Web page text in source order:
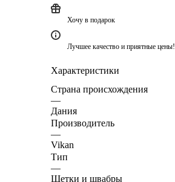
Хочу в подарок
Лучшее качество и приятные цены!
Характеристики
Страна происхождения
—
Дания
Производитель
—
Vikan
Тип
—
Щетки и швабры